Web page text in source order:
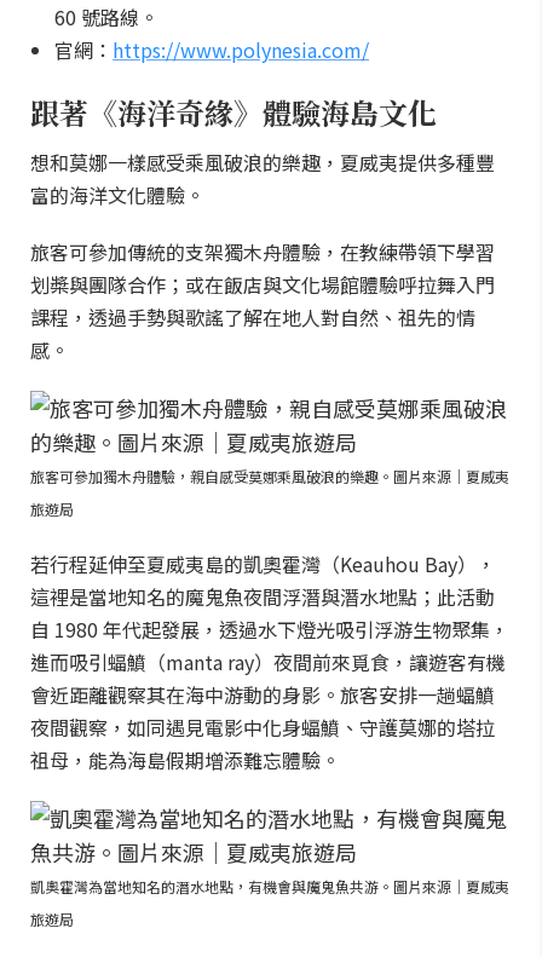
60 號路線。
官網： https://www.polynesia.com/
跟著《海洋奇緣》體驗海島文化
想和莫娜一樣感受乘風破浪的樂趣，夏威夷提供多種豐
富的海洋文化體驗。
旅客可參加傳統的支架獨木舟體驗，在教練帶領下學習
划槳與團隊合作；或在飯店與文化場館體驗呼拉舞入門
課程，透過手勢與歌謠了解在地人對自然、祖先的情
感。
旅客可參加獨木舟體驗，親自感受莫娜乘風破浪的樂趣。圖片來源｜夏威夷
旅遊局
若行程延伸至夏威夷島的凱奧霍灣（Keauhou Bay），
這裡是當地知名的魔鬼魚夜間浮潛與潛水地點；此活動
自 1980 年代起發展，透過水下燈光吸引浮游生物聚集，
進而吸引蝠鱝（manta ray）夜間前來覓食，讓遊客有機
會近距離觀察其在海中游動的身影。旅客安排一趟蝠鱝
夜間觀察，如同遇見電影中化身蝠鱝、守護莫娜的塔拉
祖母，能為海島假期增添難忘體驗。
凱奧霍灣為當地知名的潛水地點，有機會與魔鬼魚共游。圖片來源｜夏威夷
旅遊局